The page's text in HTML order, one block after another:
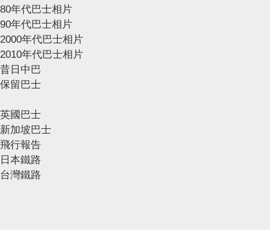
80年代巴士相片
90年代巴士相片
2000年代巴士相片
2010年代巴士相片
昔日中巴
保留巴士
英國巴士
新加坡巴士
飛行報告
日本鐵路
台灣鐵路